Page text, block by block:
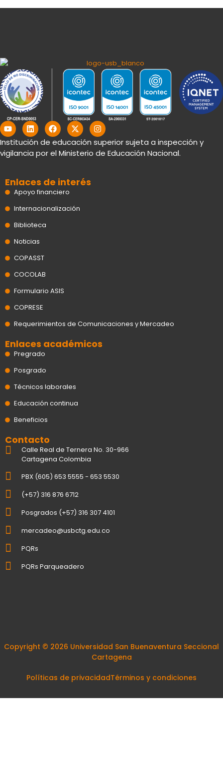
Y
o
u
t
u
L
i
n
k
e
n
F
a
c
e
b
k
X
-
t
w
i
e
r
I
n
s
t
a
Institución de educación superior sujeta a inspección y
vigilancia por el Ministerio de Educación Nacional.
Enlaces de interés
Apoyo financiero
Internacionalización
Biblioteca
Noticias
COPASST
COCOLAB
Formulario ASIS
COPRESE
Requerimientos de Comunicaciones y Mercadeo
Enlaces académicos
Pregrado
Posgrado
Técnicos laborales
Educación continua
Beneficios
Contacto
Calle Real de Ternera No. 30-966
Cartagena Colombia
PBX (605) 653 5555 - 653 5530
(+57) 316 876 6712
Posgrados (+57) 316 307 4101
mercadeo@usbctg.edu.co
PQRs
PQRs Parqueadero
Copyright © 2026 Universidad San Buenaventura Seccional
Cartagena
Políticas de privacidadTérminos y condiciones